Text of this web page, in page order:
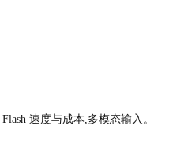
速度与成本,多模态输入。